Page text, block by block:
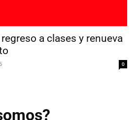
a clases y renueva
0